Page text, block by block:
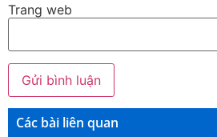
Trang web
Các bài liên quan